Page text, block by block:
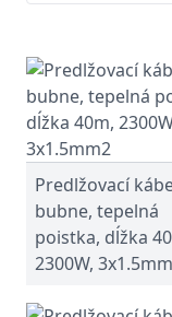
Predlžovací
bubne, tepelná
poistka, dĺžka
2300W,